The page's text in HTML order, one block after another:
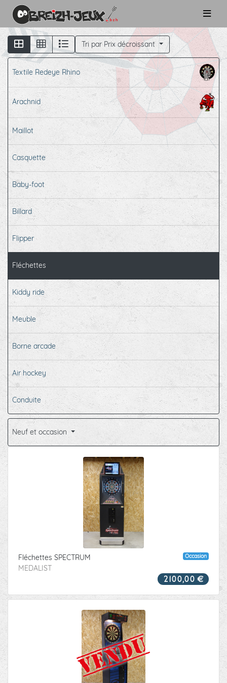
Tri par Prix décroissant
Textile Redeye Rhino
Arachnid
Maillot
Casquette
Baby-foot
Billard
Flipper
Fléchettes
Kiddy ride
Meuble
Borne arcade
Air hockey
Conduite
Neuf et occasion
Fléchettes SPECTRUM
MEDALIST
Occasion
2100,00 €
VENDU